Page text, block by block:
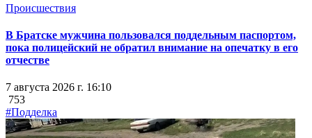
Происшествия
В Братске мужчина пользовался поддельным паспортом,
пока полицейский не обратил внимание на опечатку в его
отчестве
7 августа 2026 г. 16:10
753
#Подделка